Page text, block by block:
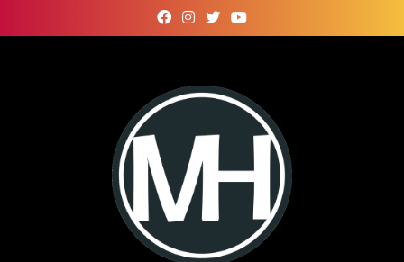
to